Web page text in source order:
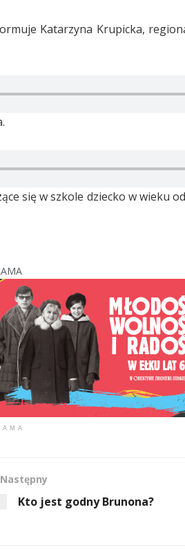
Katarzyna Krupicka,
się w szkole dziecko w wieku
Następny
Kto jest godny Brunona?